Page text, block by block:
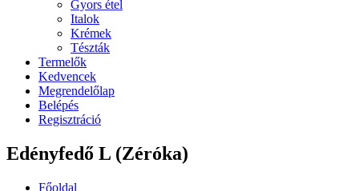
Gyors étel
Italok
Krémek
Tészták
Termelők
Kedvencek
Megrendelőlap
Belépés
Regisztráció
Edényfedő L (Zéróka)
Főoldal